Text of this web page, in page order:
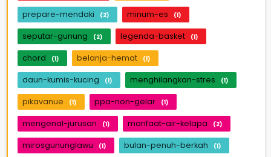
prepare-mendaki (2) minum-es (1)
seputar-gunung (2) legenda-basket (1)
chord (1) belanja-hemat (1)
daun-kumis-kucing (1) menghilangkan-stres (1)
pikavanue (1) ppa-non-gelar (1)
mengenal-jurusan (1) manfaat-air-kelapa (2)
mirosgununglawu (1) bulan-penuh-berkah (1)